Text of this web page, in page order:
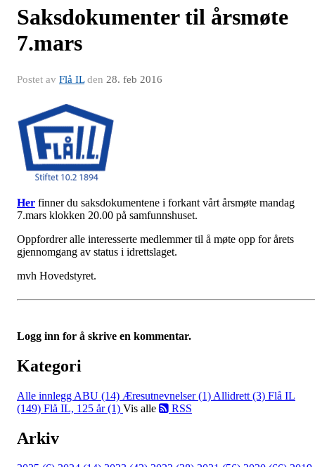
Saksdokumenter til årsmøte
7.mars
Postet av Flå ILden 28. feb 2016
Her finner du saksdokumentene i forkant vårt årsmøte mandag
7.mars klokken 20.00 på samfunnshuset.
Oppfordrer alle interesserte medlemmer til å møte opp for årets
gjennomgang av status i idrettslaget.
mvh Hovedstyret.
Logg inn for å skrive en kommentar.
Kategori
Alle innlegg ABU (14) Æresutnevnelser (1) Allidrett (3) Flå IL
(149) Flå IL, 125 år (1) Vis alle RSS
Arkiv